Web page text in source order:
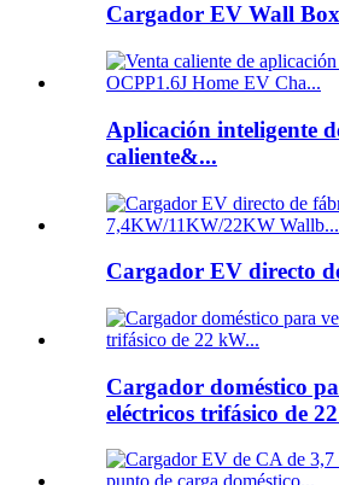
Cargador EV Wall
Aplicación inteligente
caliente&...
Cargador EV directo
Cargador doméstico
eléctricos trifásico de